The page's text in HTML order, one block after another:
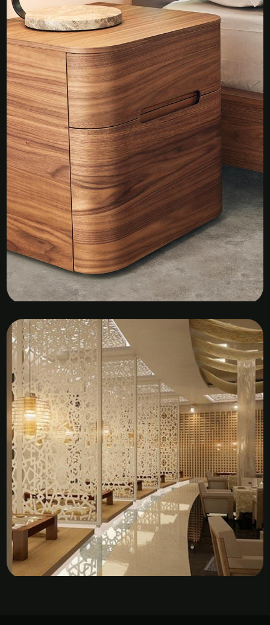
Kệ Tủ Gỗ Veneer